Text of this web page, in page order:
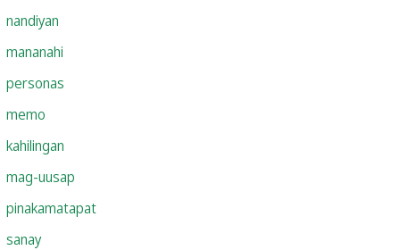
nandiyan
mananahi
personas
memo
kahilingan
mag-uusap
pinakamatapat
sanay